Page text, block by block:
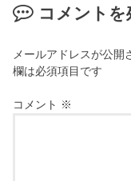
コメントを
メールアドレスが公開
欄は必須項目です
コメント ※